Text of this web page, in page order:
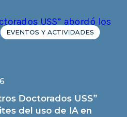
EVENTOS Y ACTIVIDADES
Doctorados USS”
del uso de IA en